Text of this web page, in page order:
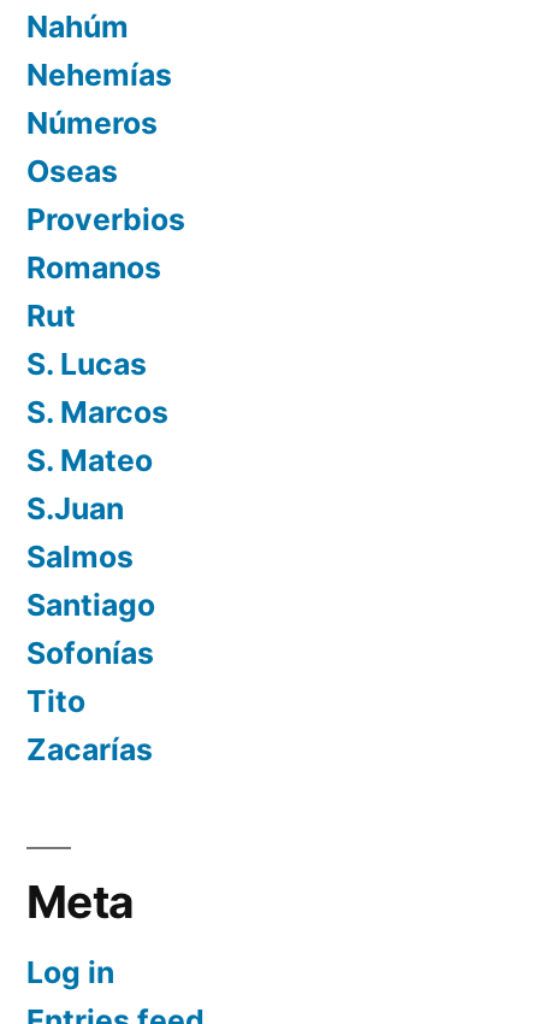
Nahúm
Nehemías
Números
Oseas
Proverbios
Romanos
Rut
S. Lucas
S. Marcos
S. Mateo
S.Juan
Salmos
Santiago
Sofonías
Tito
Zacarías
Meta
Log in